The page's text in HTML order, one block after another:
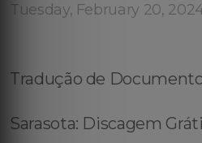
Tuesday, February 20,
Tradução de
Sarasota: Discagem